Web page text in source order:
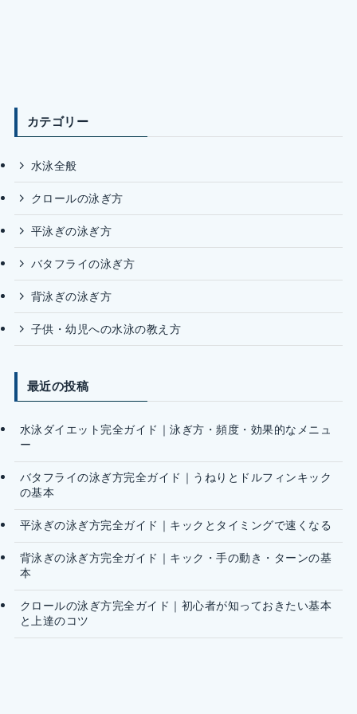
カテゴリー
水泳全般
クロールの泳ぎ方
平泳ぎの泳ぎ方
バタフライの泳ぎ方
背泳ぎの泳ぎ方
子供・幼児への水泳の教え方
最近の投稿
水泳ダイエット完全ガイド｜泳ぎ方・頻度・効果的なメニュ
ー
バタフライの泳ぎ方完全ガイド｜うねりとドルフィンキック
の基本
平泳ぎの泳ぎ方完全ガイド｜キックとタイミングで速くなる
背泳ぎの泳ぎ方完全ガイド｜キック・手の動き・ターンの基
本
クロールの泳ぎ方完全ガイド｜初心者が知っておきたい基本
と上達のコツ